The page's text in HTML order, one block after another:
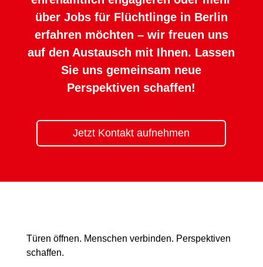
über Jobs für Flüchtlinge in Berlin
erfahren möchten – wir freuen uns
auf den Austausch mit Ihnen. Lassen
Sie uns gemeinsam neue
Perspektiven schaffen!
Jetzt Kontakt aufnehmen
Türen öffnen. Menschen verbinden. Perspektiven
schaffen.